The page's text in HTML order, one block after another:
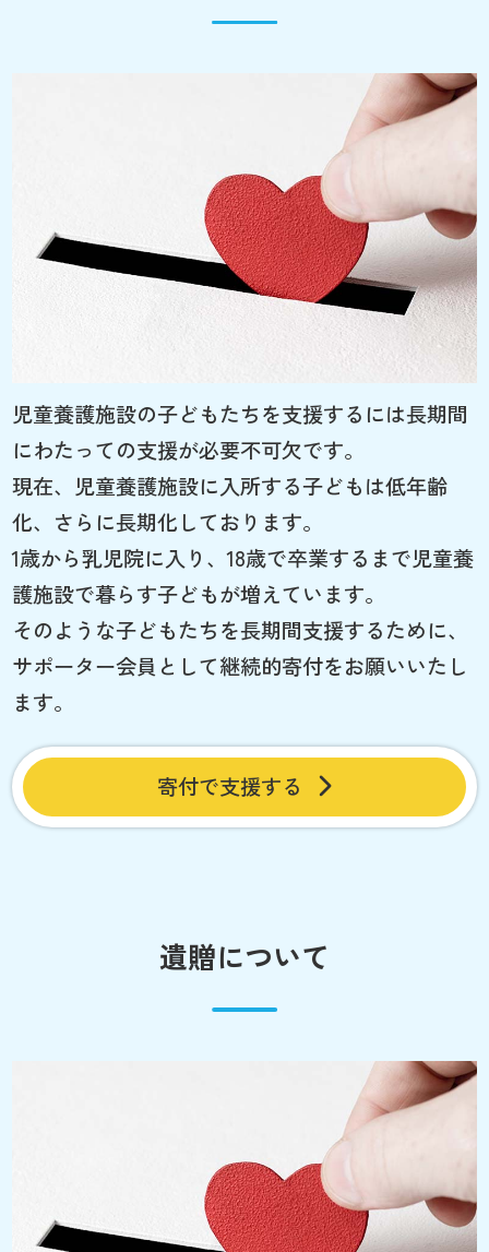
児童養護施設の子どもたちを支援するには長期間
にわたっての支援が必要不可欠です。
現在、児童養護施設に入所する子どもは低年齢
化、さらに長期化しております。
1歳から乳児院に入り、18歳で卒業するまで児童養
護施設で暮らす子どもが増えています。
そのような子どもたちを長期間支援するために、
サポーター会員として継続的寄付をお願いいたし
ます。
寄付で支援する
遺贈について